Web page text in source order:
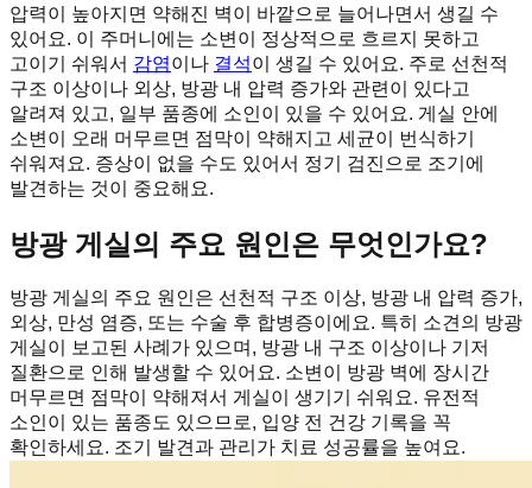
압력이 높아지면 약해진 벽이 바깥으로 늘어나면서 생길 수
있어요. 이 주머니에는 소변이 정상적으로 흐르지 못하고
고이기 쉬워서 감염이나 결석이 생길 수 있어요. 주로 선천적
구조 이상이나 외상, 방광 내 압력 증가와 관련이 있다고
알려져 있고, 일부 품종에 소인이 있을 수 있어요. 게실 안에
소변이 오래 머무르면 점막이 약해지고 세균이 번식하기
쉬워져요. 증상이 없을 수도 있어서 정기 검진으로 조기에
발견하는 것이 중요해요.
방광 게실의 주요 원인은 무엇인가요?
방광 게실의 주요 원인은 선천적 구조 이상, 방광 내 압력 증가,
외상, 만성 염증, 또는 수술 후 합병증이에요. 특히 소견의 방광
게실이 보고된 사례가 있으며, 방광 내 구조 이상이나 기저
질환으로 인해 발생할 수 있어요. 소변이 방광 벽에 장시간
머무르면 점막이 약해져서 게실이 생기기 쉬워요. 유전적
소인이 있는 품종도 있으므로, 입양 전 건강 기록을 꼭
확인하세요. 조기 발견과 관리가 치료 성공률을 높여요.